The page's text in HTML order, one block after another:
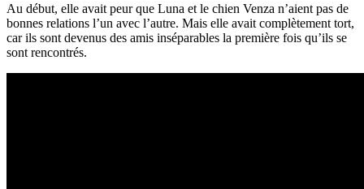
Au début, elle avait peur que Luna et le chien Venza n’aient pas de
bonnes relations l’un avec l’autre. Mais elle avait complètement tort,
car ils sont devenus des amis inséparables la première fois qu’ils se
sont rencontrés.